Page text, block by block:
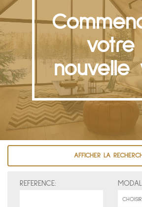
votre
nouvelle
AFFICHER LA
REFERENCE: